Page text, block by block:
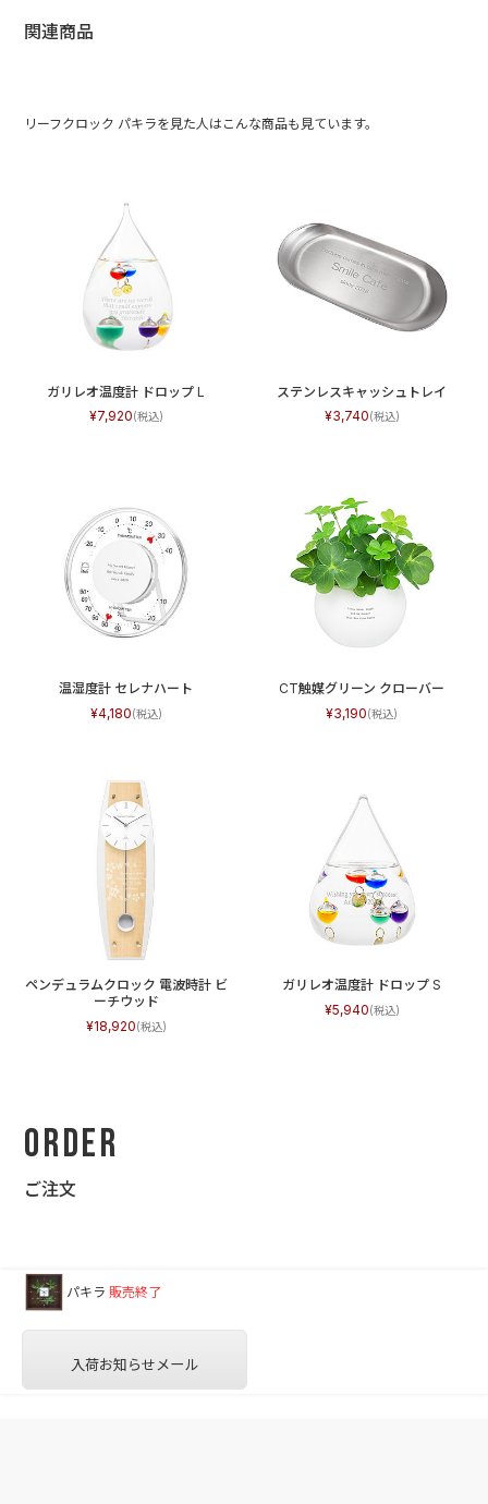
関連商品
リーフクロック パキラを見た人はこんな商品も見ています。
ガリレオ温度計 ドロップ L
7,920
ステンレスキャッシュトレイ
3,740
温湿度計 セレナハート
4,180
CT触媒グリーン クローバー
3,190
ペンデュラムクロック 電波時計 ビ
ーチウッド
18,920
ガリレオ温度計 ドロップ S
5,940
Order
ご注文
パキラ 販売終了
入荷お知らせメール